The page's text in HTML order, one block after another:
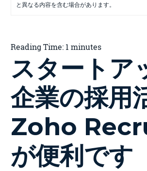
と異なる内容を含む場合があります。
Reading Time: 1 minutes
スタートア
企業の採用
Zoho
が便利です